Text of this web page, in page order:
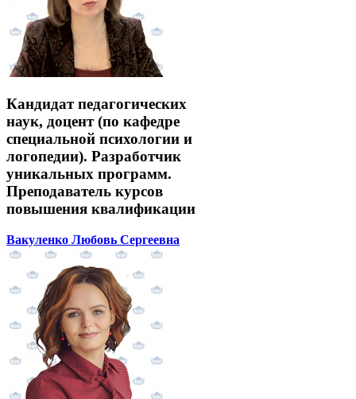
Кандидат педагогических
наук, доцент (по кафедре
специальной психологии и
логопедии). Разработчик
уникальных программ.
Преподаватель курсов
повышения квалификации
Вакуленко Любовь Сергеевна